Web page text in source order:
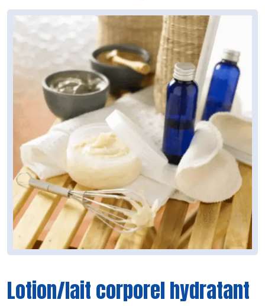
Lotion/lait corporel hydratant